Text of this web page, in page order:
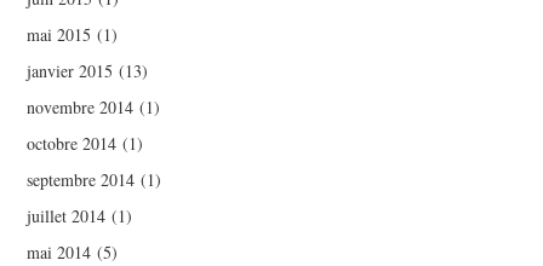
mai 2015 (1)
janvier 2015 (13)
novembre 2014 (1)
octobre 2014 (1)
septembre 2014 (1)
juillet 2014 (1)
mai 2014 (5)